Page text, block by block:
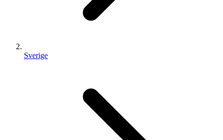
Sverige